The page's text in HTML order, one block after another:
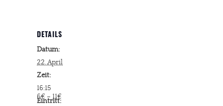
DETAILS
Datum:
22. April
Zeit:
16:15
Eintritt:
6€ – 11€